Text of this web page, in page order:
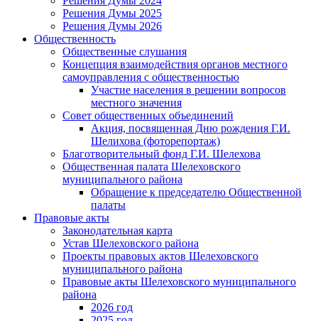
Решения Думы 2025
Решения Думы 2026
Общественность
Общественные слушания
Концепция взаимодействия органов местного
самоуправления с общественностью
Участие населения в решении вопросов
местного значения
Совет общественных объединений
Акция, посвященная Дню рождения Г.И.
Шелихова (фоторепортаж)
Благотворительный фонд Г.И. Шелехова
Общественная палата Шелеховского
муниципального района
Обращение к председателю Общественной
палаты
Правовые акты
Законодательная карта
Устав Шелеховского района
Проекты правовых актов Шелеховского
муниципального района
Правовые акты Шелеховского муниципального
района
2026 год